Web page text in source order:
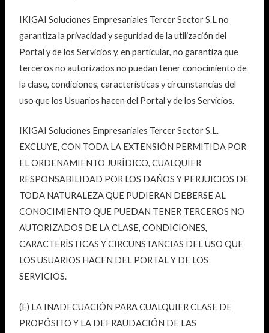
IKIGAI Soluciones Empresariales Tercer Sector S.L no
garantiza la privacidad y seguridad de la utilización del
Portal y de los Servicios y, en particular, no garantiza que
terceros no autorizados no puedan tener conocimiento de
la clase, condiciones, características y circunstancias del
uso que los Usuarios hacen del Portal y de los Servicios.
IKIGAI Soluciones Empresariales Tercer Sector S.L.
EXCLUYE, CON TODA LA EXTENSIÓN PERMITIDA POR
EL ORDENAMIENTO JURÍDICO, CUALQUIER
RESPONSABILIDAD POR LOS DAÑOS Y PERJUICIOS DE
TODA NATURALEZA QUE PUDIERAN DEBERSE AL
CONOCIMIENTO QUE PUEDAN TENER TERCEROS NO
AUTORIZADOS DE LA CLASE, CONDICIONES,
CARACTERÍSTICAS Y CIRCUNSTANCIAS DEL USO QUE
LOS USUARIOS HACEN DEL PORTAL Y DE LOS
SERVICIOS.
(E) LA INADECUACIÓN PARA CUALQUIER CLASE DE
PROPÓSITO Y LA DEFRAUDACIÓN DE LAS